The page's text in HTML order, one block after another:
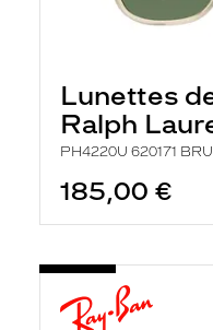
Lunettes
Ralph
PH4220U 620171
185,00 €